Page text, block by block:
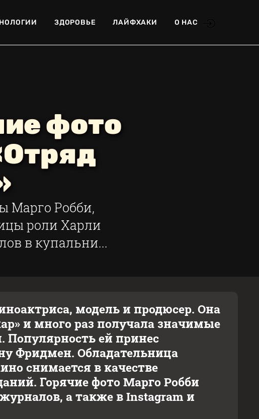
ЗДОРОВЬЕ ЛАЙФХАКИ О НАС
фото
Марго Робби,
роли Харли
в купальни...
модель и продюсер. Она
и много раз получала значимые
Популярность ей принес
Фридмен. Обладательница
снимается в качестве
Горячие фото Марго Робби
а также в Instagram и